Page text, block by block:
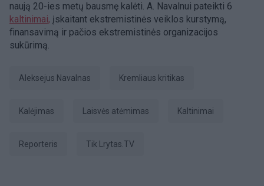
naują 20-ies metų bausmę kalėti. A. Navalnui pateikti 6
kaltinimai, įskaitant ekstremistinės veiklos kurstymą,
finansavimą ir pačios ekstremistinės organizacijos
sukūrimą.
Aleksejus Navalnas Kremliaus kritikas
kalėjimas laisvės atėmimas kaltinimai
Reporteris tik Lrytas.TV